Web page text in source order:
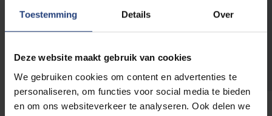
Toestemming Details Over
Deze website maakt gebruik van cookies
We gebruiken cookies om content en advertenties te
personaliseren, om functies voor social media te bieden
en om ons websiteverkeer te analyseren. Ook delen we